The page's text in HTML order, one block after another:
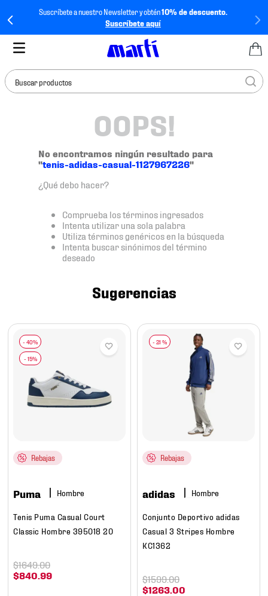
Suscríbete a nuestro Newsletter y obtén10% de descuento.
Suscríbete aquí
Buscar productos
OOPS!
No encontramos ningún resultado para
"tenis-adidas-casual-1127967226"
¿Qué debo hacer?
Comprueba los términos ingresados
Intenta utilizar una sola palabra
Utiliza términos genéricos en la búsqueda
Intenta buscar sinónimos del término
deseado
Sugerencias
Rebajas
Puma Hombre
Tenis Puma Casual Court
Classic Hombre 395018 20
$840.99
$1649.00
- 21 %
Rebajas
adidas Hombre
Conjunto Deportivo adidas
Casual 3 Stripes Hombre
KC1362
$1263.00
$1599.00
tenis mujer
tenis hombre
tenis
tenis futbol
mochila
10. tenis nike